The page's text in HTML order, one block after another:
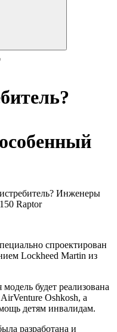
Инженеры
Raptor
спроектирован
Lockheed Martin из
будет реализована
Oshkosh, а
детям инвалидам.
разработана и